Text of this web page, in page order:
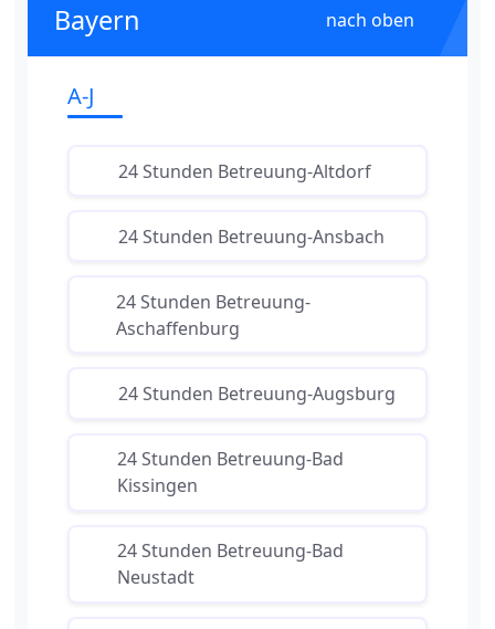
Bayern nach oben
A-J
24 Stunden Betreuung-Altdorf
24 Stunden Betreuung-Ansbach
24 Stunden Betreuung-
Aschaffenburg
24 Stunden Betreuung-Augsburg
24 Stunden Betreuung-Bad
Kissingen
24 Stunden Betreuung-Bad
Neustadt